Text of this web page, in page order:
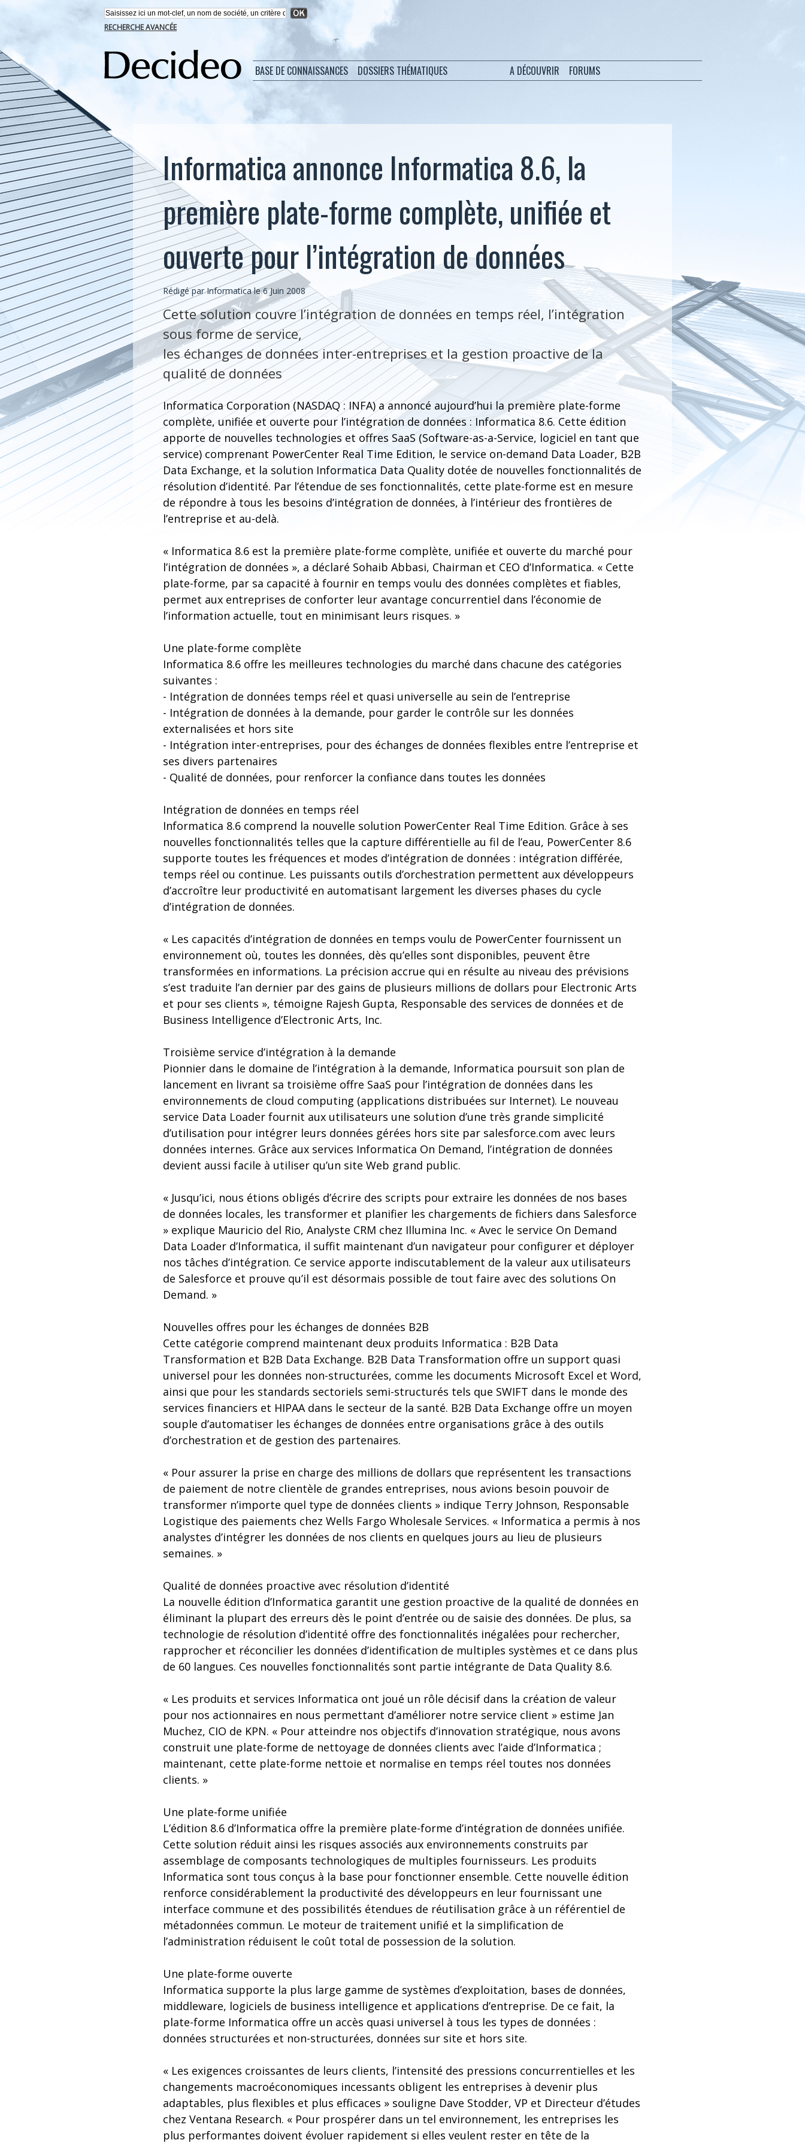
RECHERCHE AVANCÉE
BASE DE CONNAISSANCES DOSSIERS THÉMATIQUES A DÉCOUVRIR FORUMS
Informatica annonce Informatica 8.6, la
première plate-forme complète, unifiée et
ouverte pour l’intégration de données
Rédigé par Informatica le 6 Juin 2008
Cette solution couvre l’intégration de données en temps réel, l’intégration
sous forme de service,
les échanges de données inter-entreprises et la gestion proactive de la
qualité de données
Informatica Corporation (NASDAQ : INFA) a annoncé aujourd’hui la première plate-forme
complète, unifiée et ouverte pour l’intégration de données : Informatica 8.6. Cette édition
apporte de nouvelles technologies et offres SaaS (Software-as-a-Service, logiciel en tant que
service) comprenant PowerCenter Real Time Edition, le service on-demand Data Loader, B2B
Data Exchange, et la solution Informatica Data Quality dotée de nouvelles fonctionnalités de
résolution d’identité. Par l’étendue de ses fonctionnalités, cette plate-forme est en mesure
de répondre à tous les besoins d’intégration de données, à l’intérieur des frontières de
l’entreprise et au-delà.
« Informatica 8.6 est la première plate-forme complète, unifiée et ouverte du marché pour
l’intégration de données », a déclaré Sohaib Abbasi, Chairman et CEO d’Informatica. « Cette
plate-forme, par sa capacité à fournir en temps voulu des données complètes et fiables,
permet aux entreprises de conforter leur avantage concurrentiel dans l’économie de
l’information actuelle, tout en minimisant leurs risques. »
Une plate-forme complète
Informatica 8.6 offre les meilleures technologies du marché dans chacune des catégories
suivantes :
- Intégration de données temps réel et quasi universelle au sein de l’entreprise
- Intégration de données à la demande, pour garder le contrôle sur les données
externalisées et hors site
- Intégration inter-entreprises, pour des échanges de données flexibles entre l’entreprise et
ses divers partenaires
- Qualité de données, pour renforcer la confiance dans toutes les données
Intégration de données en temps réel
Informatica 8.6 comprend la nouvelle solution PowerCenter Real Time Edition. Grâce à ses
nouvelles fonctionnalités telles que la capture différentielle au fil de l’eau, PowerCenter 8.6
supporte toutes les fréquences et modes d’intégration de données : intégration différée,
temps réel ou continue. Les puissants outils d’orchestration permettent aux développeurs
d’accroître leur productivité en automatisant largement les diverses phases du cycle
d’intégration de données.
« Les capacités d’intégration de données en temps voulu de PowerCenter fournissent un
environnement où, toutes les données, dès qu’elles sont disponibles, peuvent être
transformées en informations. La précision accrue qui en résulte au niveau des prévisions
s’est traduite l’an dernier par des gains de plusieurs millions de dollars pour Electronic Arts
et pour ses clients », témoigne Rajesh Gupta, Responsable des services de données et de
Business Intelligence d’Electronic Arts, Inc.
Troisième service d’intégration à la demande
Pionnier dans le domaine de l’intégration à la demande, Informatica poursuit son plan de
lancement en livrant sa troisième offre SaaS pour l’intégration de données dans les
environnements de cloud computing (applications distribuées sur Internet). Le nouveau
service Data Loader fournit aux utilisateurs une solution d’une très grande simplicité
d’utilisation pour intégrer leurs données gérées hors site par salesforce.com avec leurs
données internes. Grâce aux services Informatica On Demand, l’intégration de données
devient aussi facile à utiliser qu’un site Web grand public.
« Jusqu’ici, nous étions obligés d’écrire des scripts pour extraire les données de nos bases
de données locales, les transformer et planifier les chargements de fichiers dans Salesforce
» explique Mauricio del Rio, Analyste CRM chez Illumina Inc. « Avec le service On Demand
Data Loader d’Informatica, il suffit maintenant d’un navigateur pour configurer et déployer
nos tâches d’intégration. Ce service apporte indiscutablement de la valeur aux utilisateurs
de Salesforce et prouve qu’il est désormais possible de tout faire avec des solutions On
Demand. »
Nouvelles offres pour les échanges de données B2B
Cette catégorie comprend maintenant deux produits Informatica : B2B Data
Transformation et B2B Data Exchange. B2B Data Transformation offre un support quasi
universel pour les données non-structurées, comme les documents Microsoft Excel et Word,
ainsi que pour les standards sectoriels semi-structurés tels que SWIFT dans le monde des
services financiers et HIPAA dans le secteur de la santé. B2B Data Exchange offre un moyen
souple d’automatiser les échanges de données entre organisations grâce à des outils
d’orchestration et de gestion des partenaires.
« Pour assurer la prise en charge des millions de dollars que représentent les transactions
de paiement de notre clientèle de grandes entreprises, nous avions besoin pouvoir de
transformer n’importe quel type de données clients » indique Terry Johnson, Responsable
Logistique des paiements chez Wells Fargo Wholesale Services. « Informatica a permis à nos
analystes d’intégrer les données de nos clients en quelques jours au lieu de plusieurs
semaines. »
Qualité de données proactive avec résolution d’identité
La nouvelle édition d’Informatica garantit une gestion proactive de la qualité de données en
éliminant la plupart des erreurs dès le point d’entrée ou de saisie des données. De plus, sa
technologie de résolution d’identité offre des fonctionnalités inégalées pour rechercher,
rapprocher et réconcilier les données d’identification de multiples systèmes et ce dans plus
de 60 langues. Ces nouvelles fonctionnalités sont partie intégrante de Data Quality 8.6.
« Les produits et services Informatica ont joué un rôle décisif dans la création de valeur
pour nos actionnaires en nous permettant d’améliorer notre service client » estime Jan
Muchez, CIO de KPN. « Pour atteindre nos objectifs d’innovation stratégique, nous avons
construit une plate-forme de nettoyage de données clients avec l’aide d’Informatica ;
maintenant, cette plate-forme nettoie et normalise en temps réel toutes nos données
clients. »
Une plate-forme unifiée
L’édition 8.6 d’Informatica offre la première plate-forme d’intégration de données unifiée.
Cette solution réduit ainsi les risques associés aux environnements construits par
assemblage de composants technologiques de multiples fournisseurs. Les produits
Informatica sont tous conçus à la base pour fonctionner ensemble. Cette nouvelle édition
renforce considérablement la productivité des développeurs en leur fournissant une
interface commune et des possibilités étendues de réutilisation grâce à un référentiel de
métadonnées commun. Le moteur de traitement unifié et la simplification de
l’administration réduisent le coût total de possession de la solution.
Une plate-forme ouverte
Informatica supporte la plus large gamme de systèmes d’exploitation, bases de données,
middleware, logiciels de business intelligence et applications d’entreprise. De ce fait, la
plate-forme Informatica offre un accès quasi universel à tous les types de données :
données structurées et non-structurées, données sur site et hors site.
« Les exigences croissantes de leurs clients, l’intensité des pressions concurrentielles et les
changements macroéconomiques incessants obligent les entreprises à devenir plus
adaptables, plus flexibles et plus efficaces » souligne Dave Stodder, VP et Directeur d’études
chez Ventana Research. « Pour prospérer dans un tel environnement, les entreprises les
plus performantes doivent évoluer rapidement si elles veulent rester en tête de la